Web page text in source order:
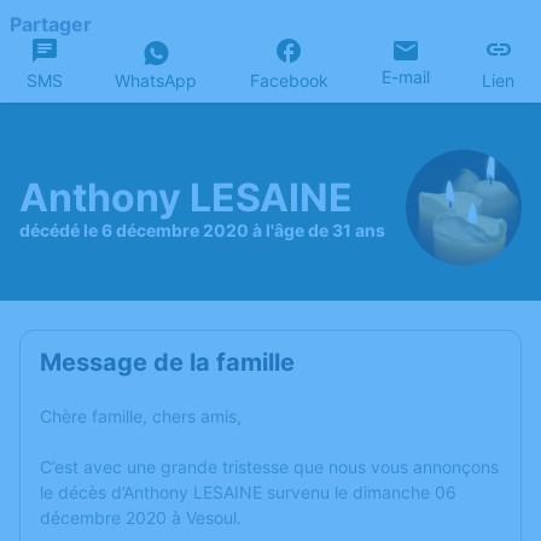
Partager
SMS WhatsApp Facebook E-mail Lien
Anthony LESAINE
décédé le 6 décembre 2020 à l'âge de 31 ans
Message de la famille
Chère famille, chers amis,
C’est avec une grande tristesse que nous vous annonçons
le décès d’Anthony LESAINE survenu le dimanche 06
décembre 2020 à Vesoul.